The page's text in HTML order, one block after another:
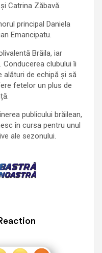
Catrina Zăbavă.
principal Daniela
Emancipatu.
Brăila, iar
clubului îi
alături de echipă și să
fetelor un plus de
publicului brăilean,
în cursa pentru unul
ale sezonului.